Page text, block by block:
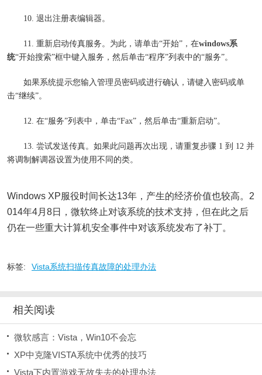
10. 退出注册表编辑器。
11. 重新启动传真服务。为此，请单击“开始”，在windows系
统“开始搜索”框中键入服务，然后单击“程序”列表中的“服务”。
如果系统提示您输入管理员密码或进行确认，请键入密码或单
击“继续”。
12. 在“服务”列表中，单击“Fax”，然后单击“重新启动”。
13. 尝试发送传真。如果此问题再次出现，请重复步骤 1 到 12 并
将调制解调器设置为使用不同的类。
Windows XP服役时间长达13年，产生的经济价值也较高。2
014年4月8日，微软终止对该系统的技术支持，但在此之后
仍在一些重大计算机安全事件中对该系统发布了补丁。
标签: Vista系统扫描传真故障的处理办法
相关阅读
微软感言：Vista，Win10不会忘
XP中克隆VISTA系统中优秀的技巧
Vista下内置游戏无故失去的处理办法